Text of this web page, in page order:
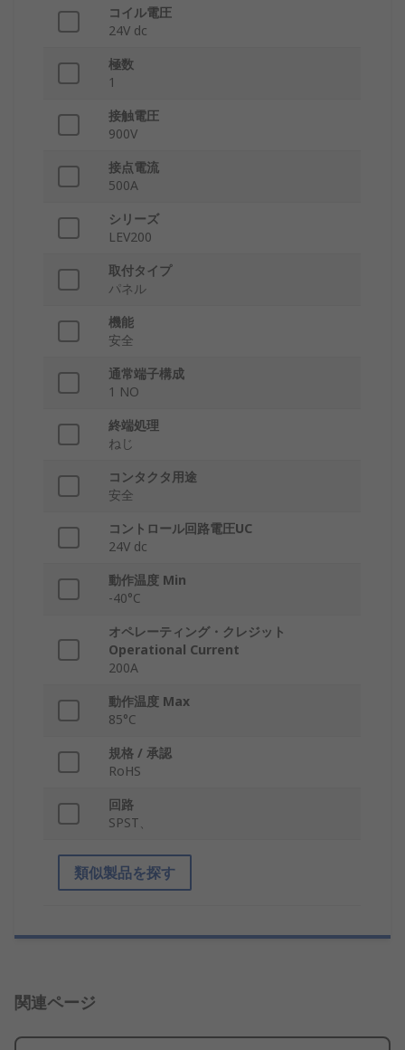
コイル電圧
24V dc
極数
1
接触電圧
900V
接点電流
500A
シリーズ
LEV200
取付タイプ
パネル
機能
安全
通常端子構成
1 NO
終端処理
ねじ
コンタクタ用途
安全
コントロール回路電圧UC
24V dc
動作温度 Min
-40°C
オペレーティング・クレジット
Operational Current
200A
動作温度 Max
85°C
規格 / 承認
RoHS
回路
SPST、
類似製品を探す
関連ページ